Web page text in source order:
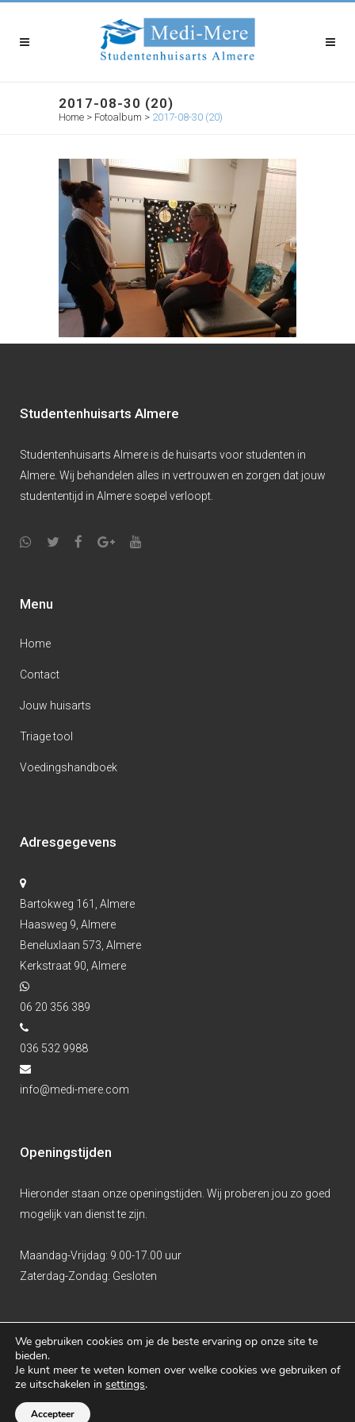
2017-08-30 (20)
Home > Fotoalbum > 2017-08-30 (20)
Studentenhuisarts Almere
Studentenhuisarts Almere is de huisarts voor studenten in
Almere. Wij behandelen alles in vertrouwen en zorgen dat jouw
studententijd in Almere soepel verloopt.
Menu
Home
Contact
Jouw huisarts
Triage tool
Voedingshandboek
Adresgegevens
Bartokweg 161, Almere
Haasweg 9, Almere
Beneluxlaan 573, Almere
Kerkstraat 90, Almere
06 20 356 389
036 532 9988
info@medi-mere.com
Openingstijden
Hieronder staan onze openingstijden. Wij proberen jou zo goed
mogelijk van dienst te zijn.
Maandag-Vrijdag: 9.00-17.00 uur
Zaterdag-Zondag: Gesloten
Dé studentenhuisarts in Almere.
We gebruiken cookies om je de beste ervaring op onze site te
bieden.
Je kunt meer te weten komen over welke cookies we gebruiken of
ze uitschakelen in settings.
Accepteer